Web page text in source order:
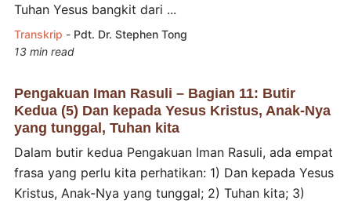
Tuhan Yesus bangkit dari ...
Transkrip - Pdt. Dr. Stephen Tong
13 min read
Pengakuan Iman Rasuli – Bagian 11: Butir
Kedua (5) Dan kepada Yesus Kristus, Anak-Nya
yang tunggal, Tuhan kita
Dalam butir kedua Pengakuan Iman Rasuli, ada empat
frasa yang perlu kita perhatikan: 1) Dan kepada Yesus
Kristus, Anak-Nya yang tunggal; 2) Tuhan kita; 3)